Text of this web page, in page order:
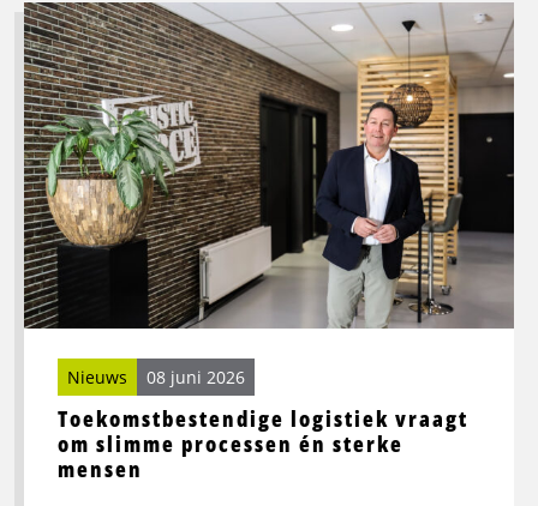
Toekomstbestendige logistiek vraagt
om slimme processen én sterke
mensen
Nieuws 08 juni 2026
Lees
meer
over
Toekomstbestendige
logistiek
vraagt
om
slimme
processen
én
sterke
mensen